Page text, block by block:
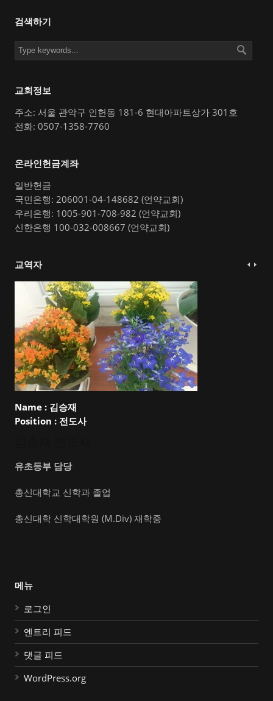
검색하기
교회정보
주소: 서울 관악구 인헌동 181-6 현대아파트상가 301호
전화: 0507-1358-7760
온라인헌금계좌
일반헌금
국민은행: 206001-04-148682 (언약교회)
우리은행: 1005-901-708-982 (언약교회)
신한은행 100-032-008667 (언약교회)
교역자
Name : 김승재
Position : 전도사
유초등부 담당
총신대학교 신학과 졸업
총신대학 신학대학원 (M.Div) 재학중
메뉴
로그인
엔트리 피드
댓글 피드
WordPress.org